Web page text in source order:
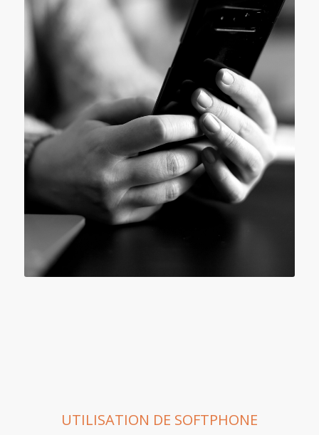
UTILISATION DE SOFTPHONE